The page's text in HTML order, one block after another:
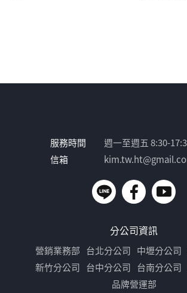
服務時間
週一至週五 8:30-
信箱
分公司資訊
營銷業務部 台北分公司 中壢分公司
新竹分公司 台中分公司 台南分公司
品牌營運部